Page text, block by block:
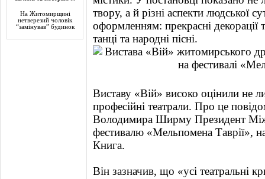
На Житомирщині
нетверезий чоловік
“замінував” будинок
твору, а й різні аспекти людської
оформленням: прекрасні
танці та народні пісні.
Виставу «Вій» високо оцінили не
професійні театрали. Про це
Володимира Ширму Президент
фестивалю «Мельпомена Таврії»,
Книга.
Він зазначив, що «усі театральні